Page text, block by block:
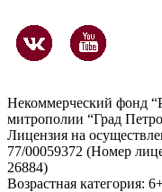
Некоммерческий фонд
митрополии “Град
Лицензия на
77/00059372 (Номер
26884)
Возрастная категория: